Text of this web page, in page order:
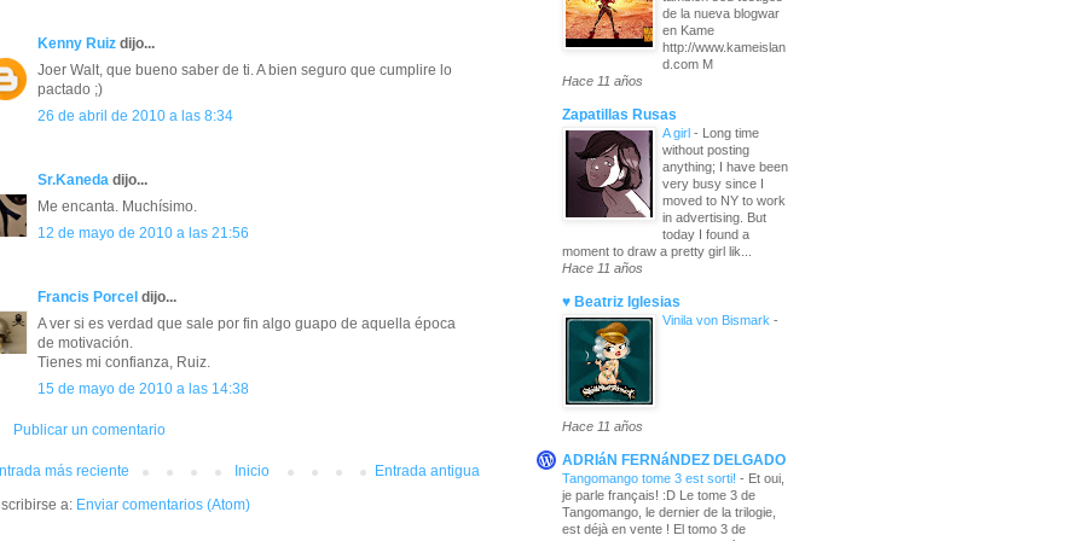
Kenny Ruiz dijo...
Joer Walt, que bueno saber de ti. A bien seguro que cumplire lo
pactado ;)
26 de abril de 2010 a las 8:34
Sr.Kaneda dijo...
Me encanta. Muchísimo.
12 de mayo de 2010 a las 21:56
Francis Porcel dijo...
A ver si es verdad que sale por fin algo guapo de aquella época
de motivación.
Tienes mi confianza, Ruiz.
15 de mayo de 2010 a las 14:38
Publicar un comentario
más reciente Entrada antigua
Inicio
a: Enviar comentarios (Atom)
de la nueva blogwar
en Kame
http://www.kameislan
d.com M
Hace 11 años
Zapatillas Rusas
A girl -
Long time
without posting
anything; I have been
very busy since I
moved to NY to work
in advertising. But
today I found a
moment to draw a pretty girl lik...
Hace 11 años
♥ Beatriz Iglesias
Vinila von Bismark -
Hace 11 años
ADRIáN FERNáNDEZ DELGADO
Tangomango tome 3 est sorti! - Et oui,
je parle français! :D Le tome 3 de
Tangomango, le dernier de la trilogie,
est déjà en vente ! El tomo 3 de